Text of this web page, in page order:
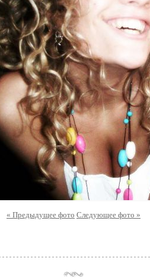
« Предыдущее фото Следующее фото »